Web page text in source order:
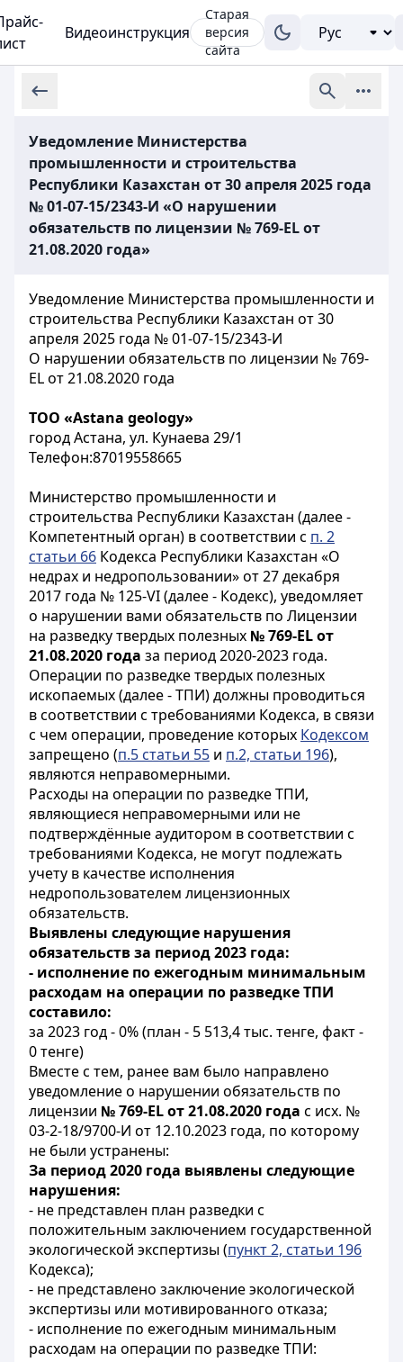
Видеоинструкция
Старая
версия
сайта
Уведомление Министерства
промышленности и строительства
Республики Казахстан от 30 апреля 2025 года
№ 01-07-15/2343-И «О нарушении
обязательств по лицензии № 769-EL от
21.08.2020 года»
Уведомление Министерства промышленности и
строительства Республики Казахстан от 30
апреля 2025 года № 01-07-15/2343-И
О нарушении обязательств по лицензии № 769-
EL от 21.08.2020 года
ТОО «Astana geology»
город Астана, ул. Кунаева 29/1
Телефон:87019558665
Министерство промышленности и
строительства Республики Казахстан (далее -
Компетентный орган) в соответствии с п. 2
статьи 66 Кодекса Республики Казахстан «О
недрах и недропользовании» от 27 декабря
2017 года № 125-VI (далее - Кодекс), уведомляет
о нарушении вами обязательств по Лицензии
на разведку твердых полезных № 769-EL от
21.08.2020 года за период 2020-2023 года.
Операции по разведке твердых полезных
ископаемых (далее - ТПИ) должны проводиться
в соответствии с требованиями Кодекса, в связи
с чем операции, проведение которых Кодексом
запрещено (п.5 статьи 55 и п.2, статьи 196),
являются неправомерными.
Расходы на операции по разведке ТПИ,
являющиеся неправомерными или не
подтверждённые аудитором в соответствии с
требованиями Кодекса, не могут подлежать
учету в качестве исполнения
недропользователем лицензионных
обязательств.
Выявлены следующие нарушения
обязательств за период 2023 года:
- исполнение по ежегодным минимальным
расходам на операции по разведке ТПИ
составило:
за 2023 год - 0% (план - 5 513,4 тыс. тенге, факт -
0 тенге)
Вместе с тем, ранее вам было направлено
уведомление о нарушении обязательств по
лицензии № 769-EL от 21.08.2020 года с исх. №
03-2-18/9700-И от 12.10.2023 года, по которому
не были устранены:
За период 2020 года выявлены следующие
нарушения:
- не представлен план разведки с
положительным заключением государственной
экологической экспертизы (пункт 2, статьи 196
Кодекса);
- не представлено заключение экологической
экспертизы или мотивированного отказа;
- исполнение по ежегодным минимальным
расходам на операции по разведке ТПИ: